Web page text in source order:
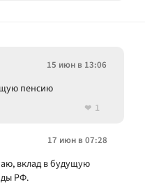
15 июн в 13:06
пенсию
1
17 июн в 07:28
вклад в будущую
РФ.